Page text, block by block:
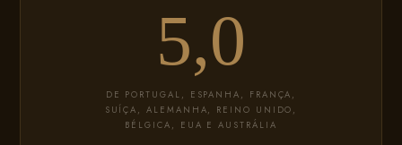
5,0
DE PORTUGAL, ESPANHA, FRANÇA,
SUÍÇA, ALEMANHA, REINO UNIDO,
BÉLGICA, EUA E AUSTRÁLIA